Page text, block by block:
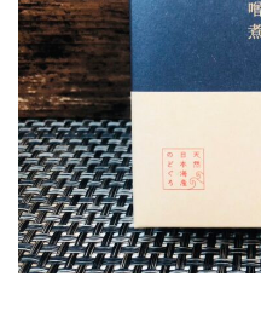
カード情報が適切ではありま